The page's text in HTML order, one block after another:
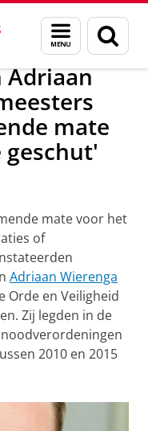
Menu
en
zoeken
Adriaan
mate
mate voor het
of
Adriaan Wierenga
Orde en Veiligheid
Zij legden in de
2010 en 2015